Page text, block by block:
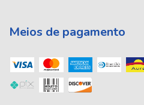
Meios de pagamento